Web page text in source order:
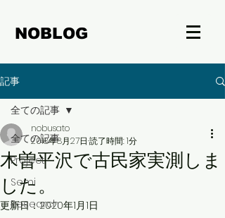
NOBLOG
記事
全ての記事
Project
Semi
Research
全ての記事
木曽平沢で古民家実測しま
した。
nobusato
2018年8月27日 読了時間: 1分
更新日：2020年1月1日